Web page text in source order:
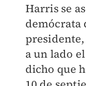
Harris se
demócrata
presidente,
a un lado
dicho que